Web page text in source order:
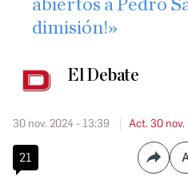
abiertos a Pedro
dimisión!»
El Debate
30 nov. 2024 - 13:39 Act. 30 nov.
21